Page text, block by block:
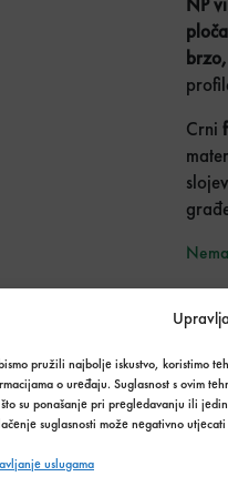
pružili najbolje iskustvo, koristimo
o uređaju. Suglasnost s ovim
su ponašanje pri pregledavanju ili
suglasnosti može negativno
uslugama
Crni
Nema